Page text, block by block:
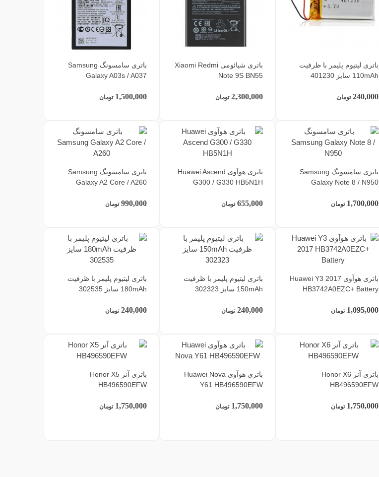
باتری لیتیوم پلیمر با ظرفیت
110mAh سایز 401230
240,000 تومان
باتری شیائومی Xiaomi Redmi
Note 9S BN55
2,300,000 تومان
باتری سامسونگ Samsung
Galaxy A03s / A037
1,500,000 تومان
باتری سامسونگ Samsung
Galaxy Note 8 / N950
1,700,000 تومان
باتری هوآوی Huawei Ascend
G300 / G330 HB5N1H
655,000 تومان
باتری سامسونگ Samsung
Galaxy A2 Core / A260
990,000 تومان
باتری هوآوی Huawei Y3 2017
HB3742A0EZC+ Battery
1,095,000 تومان
باتری لیتیوم پلیمر با ظرفیت
150mAh سایز 302323
240,000 تومان
باتری لیتیوم پلیمر با ظرفیت
180mAh سایز 302535
240,000 تومان
باتری آنر Honor X6
HB496590EFW
1,750,000 تومان
باتری هوآوی Huawei Nova
Y61 HB496590EFW
1,750,000 تومان
باتری آنر Honor X5
HB496590EFW
1,750,000 تومان